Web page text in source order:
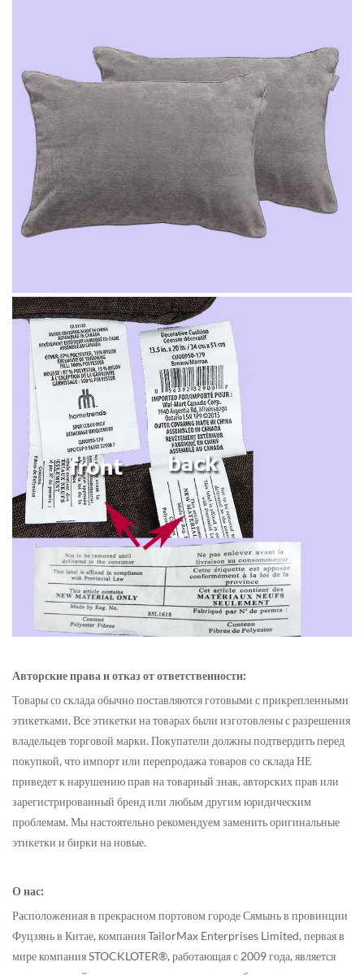
Авторские права и отказ от ответственности:
Товары со склада обычно поставляются готовыми с прикрепленными
этикетками. Все этикетки на товарах были изготовлены с разрешения
владельцев торговой марки. Покупатели должны подтвердить перед
покупкой, что импорт или перепродажа товаров со склада НЕ
приведет к нарушению прав на товарный знак, авторских прав или
зарегистрированный бренд или любым другим юридическим
проблемам. Мы настоятельно рекомендуем заменить оригинальные
этикетки и бирки на новые.
О нас:
Расположенная в прекрасном портовом городе Сямынь в провинции
Фуцзянь в Китае, компания TailorMax Enterprises Limited, первая в
мире компания STOCKLOTER®, работающая с 2009 года, является